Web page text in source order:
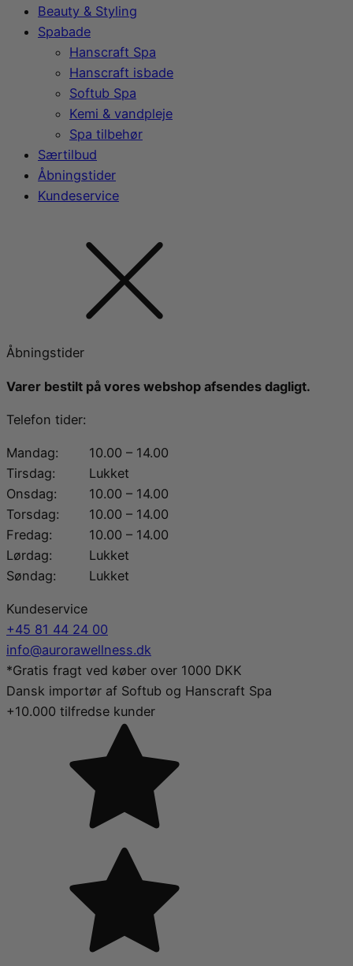
Beauty & Styling
Spabade
Hanscraft Spa
Hanscraft isbade
Softub Spa
Kemi & vandpleje
Spa tilbehør
Særtilbud
Åbningstider
Kundeservice
Åbningstider
Varer bestilt på vores webshop afsendes dagligt.
Telefon tider:
Mandag:
10.00 – 14.00
Tirsdag:
Lukket
Onsdag:
10.00 – 14.00
Torsdag:
10.00 – 14.00
Fredag:
10.00 – 14.00
Lørdag:
Lukket
Søndag:
Lukket
Kundeservice
+45 81 44 24 00
info@aurorawellness.dk
*Gratis fragt ved køber over 1000 DKK
Dansk importør af Softub og Hanscraft Spa
+10.000 tilfredse kunder